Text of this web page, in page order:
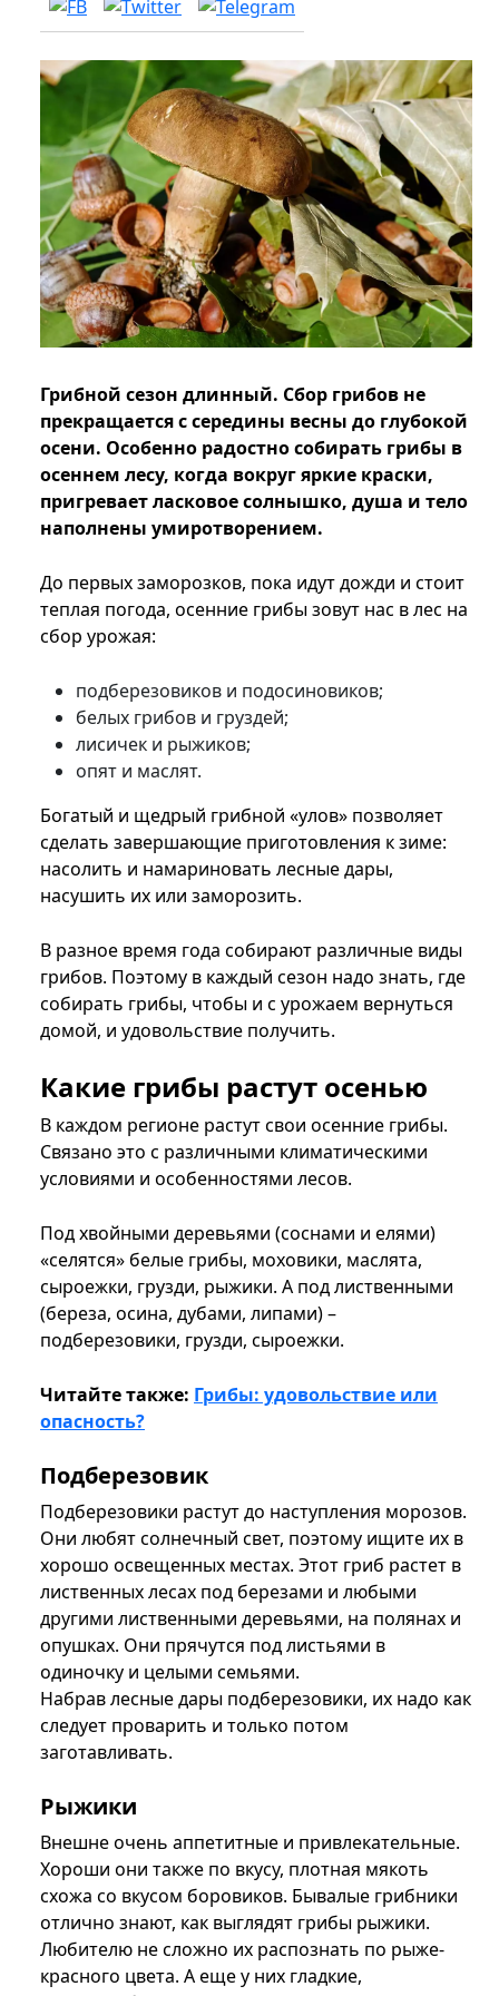
Грибной сезон длинный. Сбор грибов не
прекращается с середины весны до глубокой
осени. Особенно радостно собирать грибы в
осеннем лесу, когда вокруг яркие краски,
пригревает ласковое солнышко, душа и тело
наполнены умиротворением.
До первых заморозков, пока идут дожди и стоит
теплая погода, осенние грибы зовут нас в лес на
сбор урожая:
подберезовиков и подосиновиков;
белых грибов и груздей;
лисичек и рыжиков;
опят и маслят.
Богатый и щедрый грибной «улов» позволяет
сделать завершающие приготовления к зиме:
насолить и намариновать лесные дары,
насушить их или заморозить.
В разное время года собирают различные виды
грибов. Поэтому в каждый сезон надо знать, где
собирать грибы, чтобы и с урожаем вернуться
домой, и удовольствие получить.
Какие грибы растут осенью
В каждом регионе растут свои осенние грибы.
Связано это с различными климатическими
условиями и особенностями лесов.
Под хвойными деревьями (соснами и елями)
«селятся» белые грибы, моховики, маслята,
сыроежки, грузди, рыжики. А под лиственными
(береза, осина, дубами, липами) –
подберезовики, грузди, сыроежки.
Читайте также: Грибы: удовольствие или
опасность?
Подберезовик
Подберезовики растут до наступления морозов.
Они любят солнечный свет, поэтому ищите их в
хорошо освещенных местах. Этот гриб растет в
лиственных лесах под березами и любыми
другими лиственными деревьями, на полянах и
опушках. Они прячутся под листьями в
одиночку и целыми семьями.
Набрав лесные дары подберезовики, их надо как
следует проварить и только потом
заготавливать.
Рыжики
Внешне очень аппетитные и привлекательные.
Хороши они также по вкусу, плотная мякоть
схожа со вкусом боровиков. Бывалые грибники
отлично знают, как выглядят грибы рыжики.
Любителю не сложно их распознать по рыже-
красного цвета. А еще у них гладкие,